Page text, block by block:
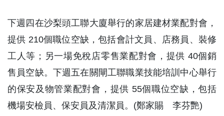
下週四在沙梨頭工聯大廈舉行的家居建材業配對會，
提供 210個職位空缺，包括會計文員、店務員、裝修
工人等；另一場免稅店零售業配對會，提供 40個銷
售員空缺。下週五在關閘工聯職業技能培訓中心舉行
的保安及物管業配對會，提供 55個職位空缺，包括
機場安檢員、保安員及清潔員。(鄭家賜 李芬艷)